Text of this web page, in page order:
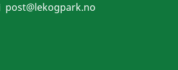
post@lekogpark.no